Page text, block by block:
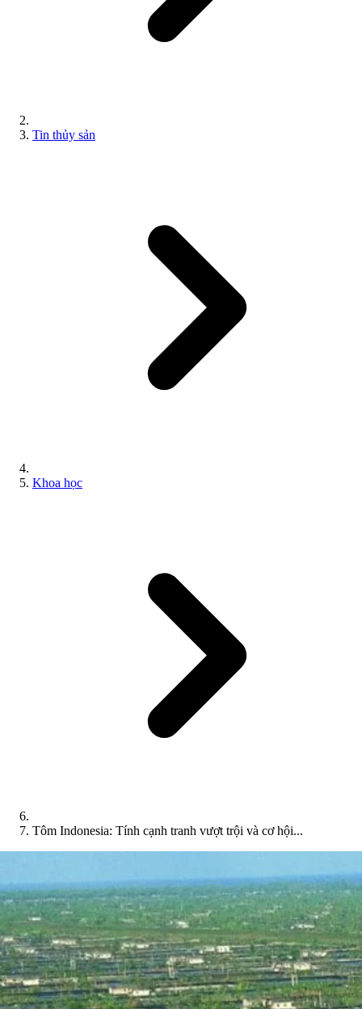
Tin thủy sản
Khoa học
Tôm Indonesia: Tính cạnh tranh vượt trội và cơ hội...